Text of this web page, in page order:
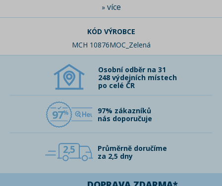
» více
KÓD VÝROBCE
MCH 10876MOC_Zelená
Osobní odběr na 31
248 výdejních místech
po celé ČR
97
97% zákazníků
nás doporučuje
2,5
Průměrně doručíme
za 2,5 dny